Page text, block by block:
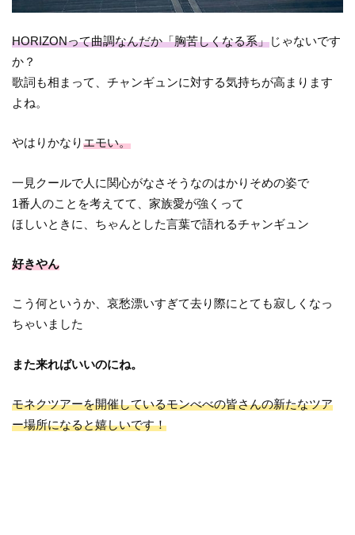
HORIZONって曲調なんだか「胸苦しくなる系」じゃないです
か？
歌詞も相まって、チャンギュンに対する気持ちが高まります
よね。
やはりかなりエモい。
一見クールで人に関心がなさそうなのはかりそめの姿で
1番人のことを考えてて、家族愛が強くって
ほしいときに、ちゃんとした言葉で語れるチャンギュン
好きやん
こう何というか、哀愁漂いすぎて去り際にとても寂しくなっ
ちゃいました
また来ればいいのにね。
モネクツアーを開催しているモンべべの皆さんの新たなツア
ー場所になると嬉しいです！